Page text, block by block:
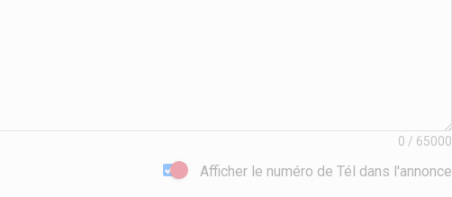
0 / 65000
Afficher le numéro de Tél dans l'annonce